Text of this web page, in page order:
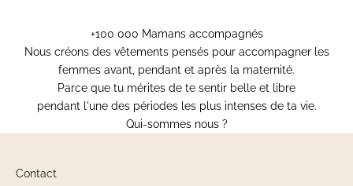
+100 000 Mamans accompagnés
Nous créons des vêtements pensés pour accompagner les
femmes avant, pendant et après la maternité.
Parce que tu mérites de te sentir belle et libre
pendant l'une des périodes les plus intenses de ta vie.
Qui-sommes nous ?
Contact